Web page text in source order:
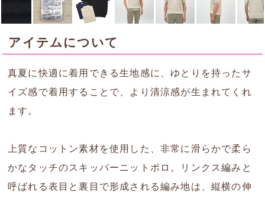
アイテムについて
真夏に快適に着用できる生地感に、ゆとりを持ったサ
イズ感で着用することで、より清涼感が生まれてくれ
ます。
上質なコットン素材を使用した、非常に滑らかで柔ら
かなタッチのスキッパーニットポロ。リンクス編みと
呼ばれる表目と裏目で形成される編み地は、縦横の伸